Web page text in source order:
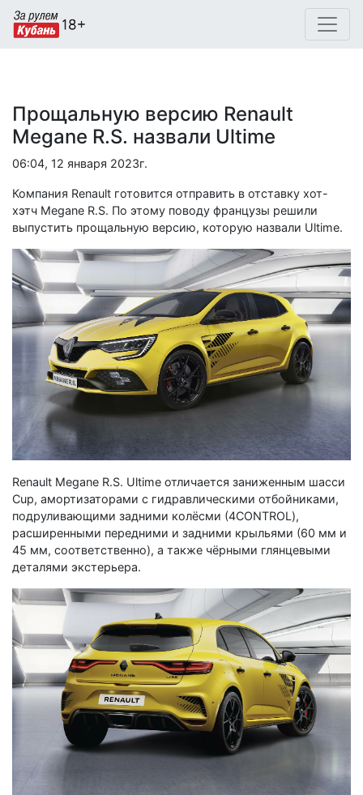
Прощальную версию Renault
Megane R.S. назвали Ultimе
06:04, 12 января 2023г.
Компания Renault готовится отправить в отставку хот-
хэтч Megane R.S. По этому поводу французы решили
выпустить прощальную версию, которую назвали Ultime.
Renault Megane R.S. Ultime отличается заниженным шасси
Cup, амортизаторами с гидравлическими отбойниками,
подруливающими задними колёсми (4CONTROL),
расширенными передними и задними крыльями (60 мм и
45 мм, соответственно), а также чёрными глянцевыми
деталями экстерьера.